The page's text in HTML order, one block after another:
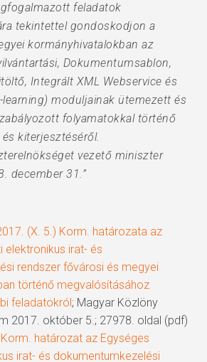
feladatok
tekintettel gondoskodjon a
kormányhivatalokban az
Dokumentumsablon,
Integrált XML Webservice és
learning) moduljainak ütemezett és
folyamatokkal történő
kiterjesztéséről.
vezető miniszter
december 31.”
(X. 5.) Korm. határozata az
elektronikus irat- és
rendszer fővárosi és megyei
történő megvalósításához
feladatokról; Magyar Közlöny
2017. október 5.; 27978. oldal (pdf)
határozat az Egységes
irat- és dokumentumkezelési